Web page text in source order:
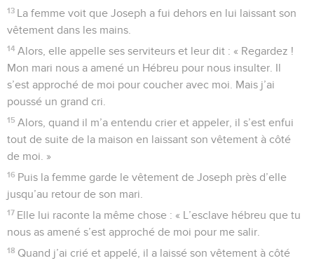
13 La femme voit que Joseph a fui dehors en lui laissant son
vêtement dans les mains.
14 Alors, elle appelle ses serviteurs et leur dit : « Regardez !
Mon mari nous a amené un Hébreu pour nous insulter. Il
s’est approché de moi pour coucher avec moi. Mais j’ai
poussé un grand cri.
15 Alors, quand il m’a entendu crier et appeler, il s’est enfui
tout de suite de la maison en laissant son vêtement à côté
de moi. »
16 Puis la femme garde le vêtement de Joseph près d’elle
jusqu’au retour de son mari.
17 Elle lui raconte la même chose : « L’esclave hébreu que tu
nous as amené s’est approché de moi pour me salir.
18 Quand j’ai crié et appelé, il a laissé son vêtement à côté